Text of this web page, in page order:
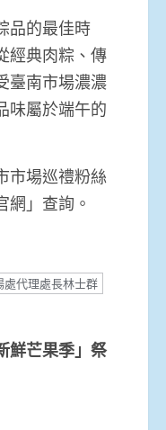
品的最佳時
經典肉粽、傳
臺南市場濃濃
味屬於端午的
市場巡禮粉絲
網」查詢。
代理處長林士群
鮮芒果季」祭